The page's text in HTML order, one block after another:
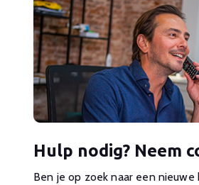
Hulp nodig? Neem
Ben je op zoek naar een nieuwe